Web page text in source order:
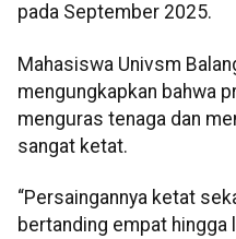
pada September 2025.
Mahasiswa Univsm
mengungkapkan bahwa
menguras tenaga dan
sangat ketat.
“Persaingannya ketat
bertanding empat hingga